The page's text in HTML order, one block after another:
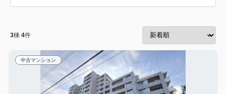
3棟 4件
中古マンション